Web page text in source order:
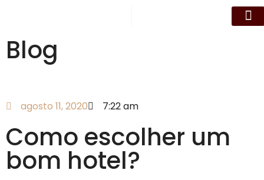
Blog
agosto 11, 2020 7:22 am
Como escolher um
bom hotel?